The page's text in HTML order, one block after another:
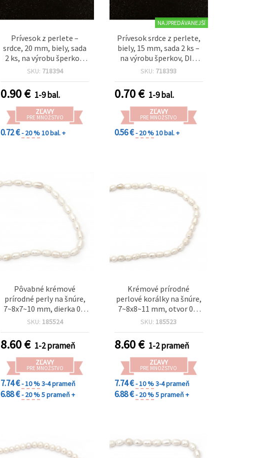
Prívesok z perlete –
srdce, 20 mm, biely, sada
2 ks, na výrobu šperkov,
DIY tvorenie, náhrdelníky
SKU: 718394
0.90€ 1-9 bal.
ZĽAVY
PRE MNOŽSTVO
0.72 €- 20 %10 bal. +
NAJPREDÁVANEJŠÍ
Prívesok srdce z perlete,
biely, 15 mm, sada 2 ks –
na výrobu šperkov, DIY,
náhrdelníky a náušnice
SKU: 718393
0.70€ 1-9 bal.
ZĽAVY
PRE MNOŽSTVO
0.56 €- 20 %10 bal. +
Pôvabné krémové
prírodné perly na šnúre,
7~8x7~10 mm, dierka 0,5
mm, trieda A – cca 40~43
ručne vyrábané šperky a
tvorenie
SKU: 185524
8.60€ 1-2 prameň
ZĽAVY
PRE MNOŽSTVO
7.74 €- 10 %3-4 prameň
6.88 €- 20 %5 prameň +
Krémové prírodné
perlové korálky na šnúre,
7~8x8~11 mm, otvor 0,5
mm – cca 30~35 ks,
elegantné šperky a
kreatívne tvorenie
SKU: 185523
8.60€ 1-2 prameň
ZĽAVY
PRE MNOŽSTVO
7.74 €- 10 %3-4 prameň
6.88 €- 20 %5 prameň +